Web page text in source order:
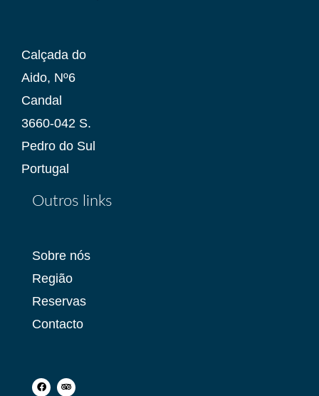
Calçada do
Aido, Nº6
Candal
3660-042 S.
Pedro do Sul
Portugal
Outros links
Sobre nós
Região
Reservas
Contacto